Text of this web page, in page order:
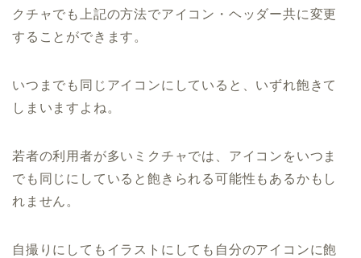
クチャでも上記の方法でアイコン・ヘッダー共に変更
することができます。
いつまでも同じアイコンにしていると、いずれ飽きて
しまいますよね。
若者の利用者が多いミクチャでは、アイコンをいつま
でも同じにしていると飽きられる可能性もあるかもし
れません。
自撮りにしてもイラストにしても自分のアイコンに飽